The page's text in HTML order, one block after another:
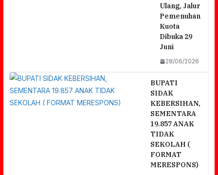
Ulang, Jalur
Pemenuhan
Kuota
Dibuka 29
Juni
28/06/2026
BUPATI
SIDAK
KEBERSIHAN,
SEMENTARA
19.857 ANAK
TIDAK
SEKOLAH (
FORMAT
MERESPONS)